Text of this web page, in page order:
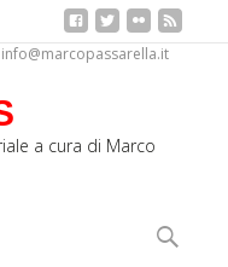
a cura di Marco
to
content
Ricerca